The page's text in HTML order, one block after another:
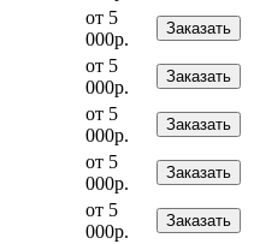
от 5
000р.
Заказать
от 5
000р.
Заказать
от 5
000р.
Заказать
от 5
000р.
Заказать
от 5
000р.
Заказать